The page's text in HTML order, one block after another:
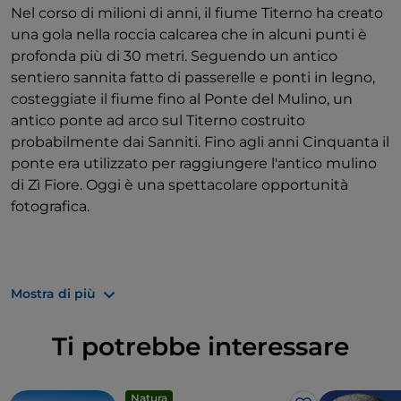
provenga dalla corona di Gesù Cristo. La leggenda
narra che questa reliquia abbia salvato più volte gli
abitanti di Cusano Mutri dalle sofferenze.
Dopo aver passeggiato per il borgo lasciatevi
ingolosire dalle specialità della zona: il formaggio di
capra artigianale al tartufo è a dir poco paradisiaco!
Quello fresco invece si abbina perfettamente al
miele di acacia o millefiori prodotto nella zona.
Nel corso di milioni di anni, il fiume Titerno ha creato
una gola nella roccia calcarea che in alcuni punti è
profonda più di 30 metri. Seguendo un antico
sentiero sannita fatto di passerelle e ponti in legno,
costeggiate il fiume fino al Ponte del Mulino, un
antico ponte ad arco sul Titerno costruito
probabilmente dai Sanniti. Fino agli anni Cinquanta il
ponte era utilizzato per raggiungere l'antico mulino
di Zì Fiore. Oggi è una spettacolare opportunità
fotografica.
quando le temperature sono ancora miti e i boschi
sono pieni di funghi prelibati, oppure intorno al
Mostra di più
Ti potrebbe interessare
Natura